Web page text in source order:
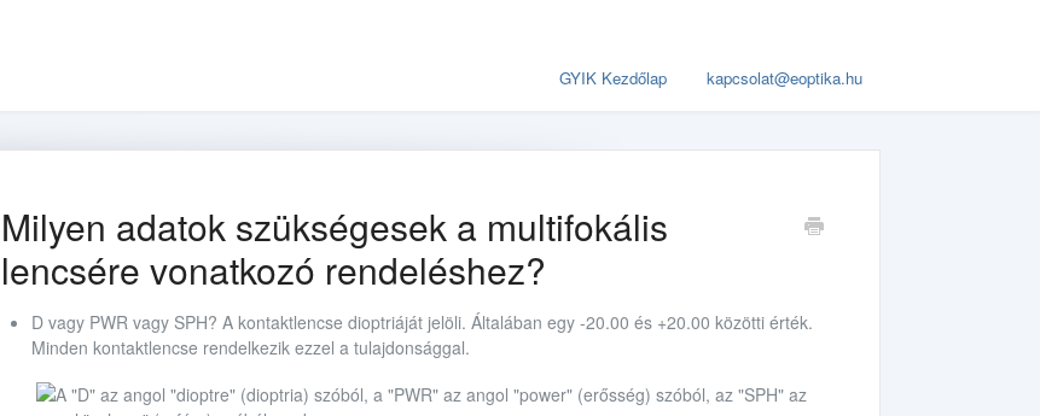
GYIK Kezdőlap kapcsolat@eoptika.hu
Milyen adatok szükségesek a multifokális
lencsére vonatkozó rendeléshez?
D vagy PWR vagy SPH? A kontaktlencse dioptriáját jelöli. Általában egy -20.00 és +20.00 közötti érték.
Minden kontaktlencse rendelkezik ezzel a tulajdonsággal.